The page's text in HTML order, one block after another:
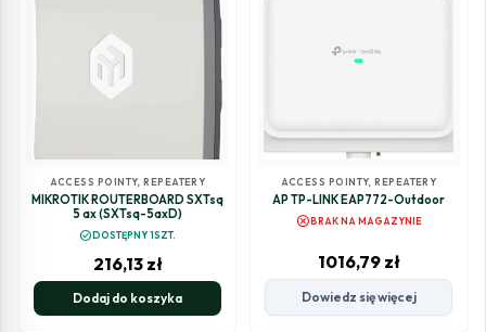
ACCESS POINTY, REPEATERY
MIKROTIK ROUTERBOARD SXTsq
5 ax (SXTsq-5axD)
check_circleDOSTĘPNY 1SZT.
216,13 zł
Dodaj do koszyka
ACCESS POINTY, REPEATERY
AP TP-LINK EAP772-Outdoor
cancelBRAK NA MAGAZYNIE
1016,79 zł
Dowiedz się więcej